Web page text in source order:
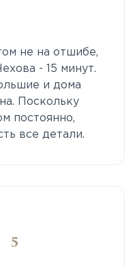
не на отшибе,
- 15 минут.
и дома
Поскольку
постоянно,
все детали.
5